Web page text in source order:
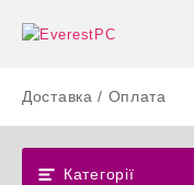
Доставка / Оплата
Категорії